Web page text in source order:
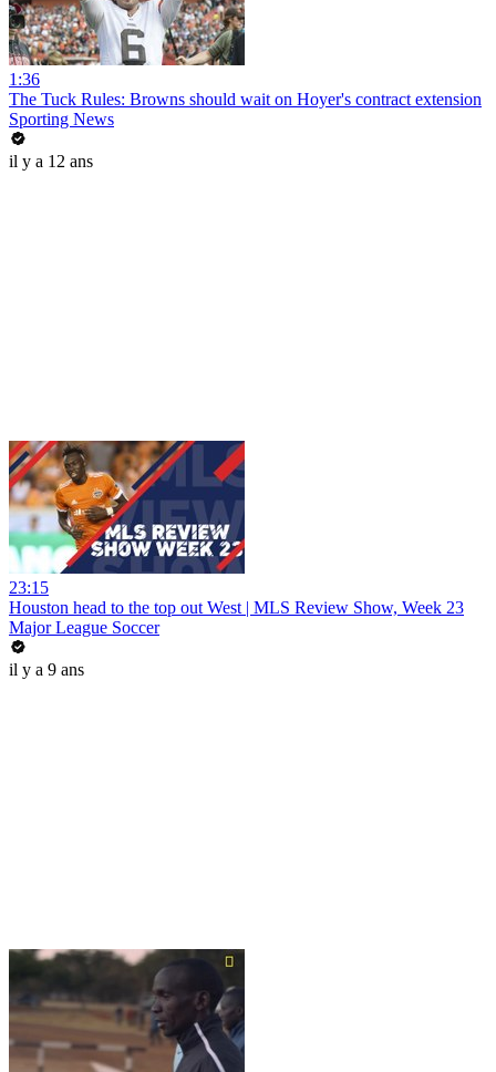
1:36
The Tuck Rules: Browns should wait on Hoyer's contract extension
Sporting News
il y a 12 ans
23:15
Houston head to the top out West | MLS Review Show, Week 23
Major League Soccer
il y a 9 ans